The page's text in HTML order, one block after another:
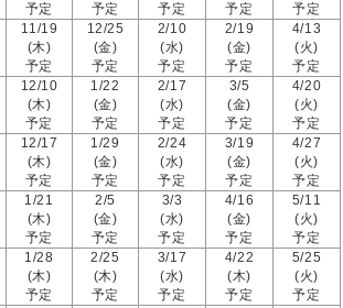
予定
予定
予定
予定
予定
11/19
(木)
予定
12/25
(金)
予定
2/10
(水)
予定
2/19
(金)
予定
4/13
(火)
予定
12/10
(木)
予定
1/22
(金)
予定
2/17
(水)
予定
3/5
(金)
予定
4/20
(火)
予定
12/17
(木)
予定
1/29
(金)
予定
2/24
(水)
予定
3/19
(金)
予定
4/27
(火)
予定
1/21
(木)
予定
2/5
(金)
予定
3/3
(水)
予定
4/16
(金)
予定
5/11
(火)
予定
1/28
(木)
予定
2/25
(木)
予定
3/17
(水)
予定
4/22
(木)
予定
5/25
(火)
予定